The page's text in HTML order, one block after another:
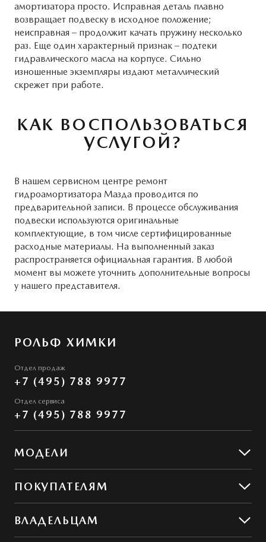
амортизатора просто. Исправная деталь плавно
возвращает подвеску в исходное положение;
неисправная – продолжит качать пружину несколько
раз. Еще один характерный признак – подтеки
гидравлического масла на корпусе. Сильно
изношенные экземпляры издают металлический
скрежет при работе.
КАК ВОСПОЛЬЗОВАТЬСЯ
УСЛУГОЙ?
В нашем сервисном центре ремонт
гидроамортизатора Мазда проводится по
предварительной записи. В процессе обслуживания
подвески используются оригинальные
комплектующие, в том числе сертифицированные
расходные материалы. На выполненный заказ
распространяется официальная гарантия. В любой
момент вы можете уточнить дополнительные вопросы
у нашего представителя.
РОЛЬФ ХИМКИ
Отдел продаж
+7 (495) 788 9977
Отдел сервиса
+7 (495) 788 9977
МОДЕЛИ
Mazda CX-5
ПОКУПАТЕЛЯМ
MAZDA ГАРАНТ
ВЛАДЕЛЬЦАМ